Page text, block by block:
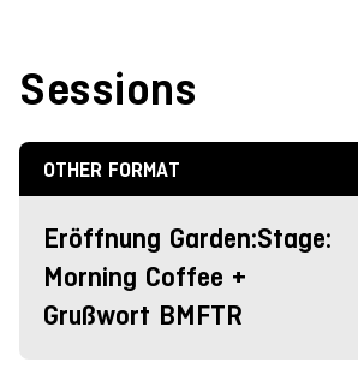
Sessions
OTHER FORMAT
Eröffnung Garden:Stage:
Morning Coffee +
Grußwort BMFTR